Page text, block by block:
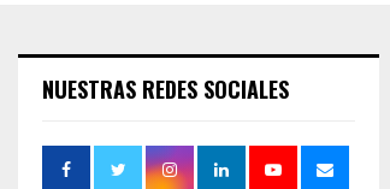
NUESTRAS REDES SOCIALES